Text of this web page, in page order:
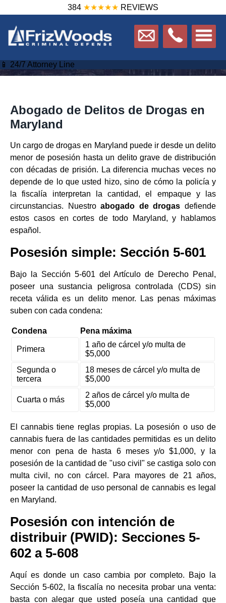
384 ★★★★★ REVIEWS
📱 24/7 Attorney Line
Abogado de Delitos de Drogas en
Maryland
Un cargo de drogas en Maryland puede ir desde un delito
menor de posesión hasta un delito grave de distribución
con décadas de prisión. La diferencia muchas veces no
depende de lo que usted hizo, sino de cómo la policía y
la fiscalía interpretan la cantidad, el empaque y las
circunstancias. Nuestroabogado de drogas defiende
estos casos en cortes de todo Maryland, y hablamos
español.
Posesión simple: Sección 5-601
Bajo la Sección 5-601 del Artículo de Derecho Penal,
poseer una sustancia peligrosa controlada (CDS) sin
receta válida es un delito menor. Las penas máximas
suben con cada condena:
Condena Pena máxima
Primera
1 año de cárcel y/o multa de
$5,000
Segunda o
tercera
18 meses de cárcel y/o multa de
$5,000
Cuarta o más
2 años de cárcel y/o multa de
$5,000
El cannabis tiene reglas propias. La posesión o uso de
cannabis fuera de las cantidades permitidas es un delito
menor con pena de hasta 6 meses y/o $1,000, y la
posesión de la cantidad de "uso civil" se castiga solo con
multa civil, no con cárcel. Para mayores de 21 años,
poseer la cantidad de uso personal de cannabis es legal
en Maryland.
Posesión con intención de
distribuir (PWID): Secciones 5-
602 a 5-608
Aquí es donde un caso cambia por completo. Bajo la
Sección 5-602, la fiscalía no necesita probar una venta:
basta con alegar que usted poseía una cantidad que